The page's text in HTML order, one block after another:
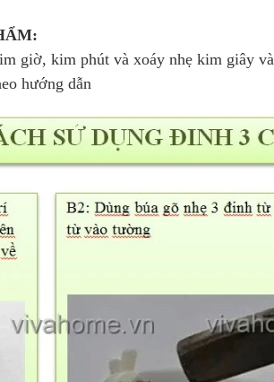
giờ, kim phút và xoáy nhẹ kim giây
hướng dẫn